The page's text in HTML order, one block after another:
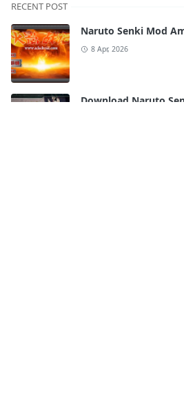
RECENT POST
Naruto Senki Mod
8 Apr, 2026
Download Naruto